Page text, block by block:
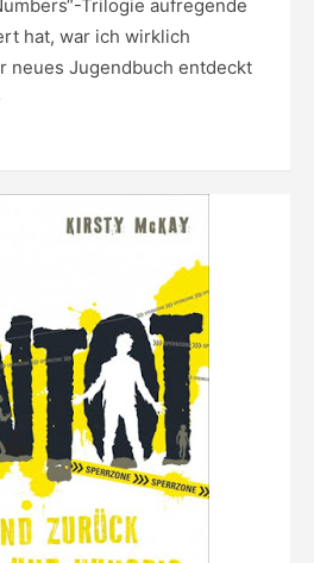
Trilogie aufregende
hat, war ich wirklich
neues Jugendbuch entdeckt